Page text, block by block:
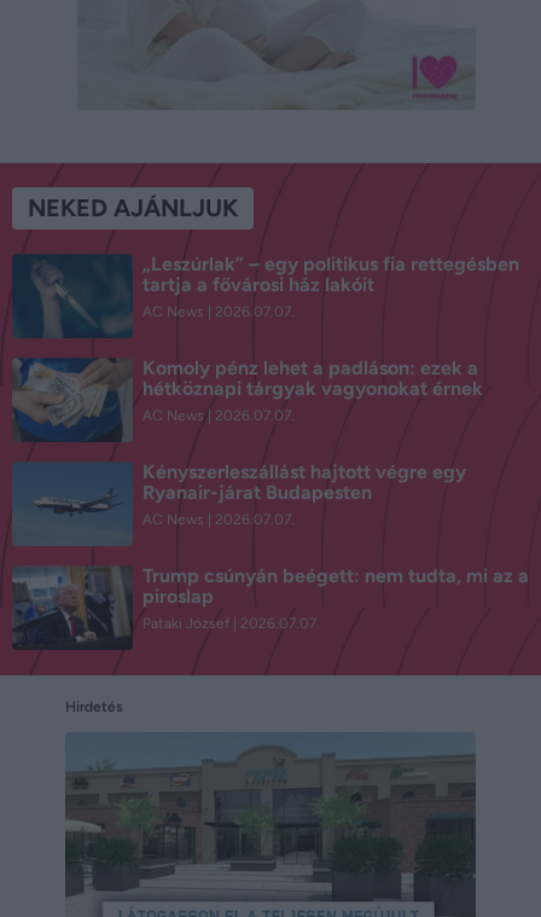
NEKED AJÁNLJUK
„Leszúrlak” – egy politikus fia rettegésben
tartja a fővárosi ház lakóit
AC News 2026.07.07.
Komoly pénz lehet a padláson: ezek a
hétköznapi tárgyak vagyonokat érnek
AC News 2026.07.07.
Kényszerleszállást hajtott végre egy
Ryanair-járat Budapesten
AC News 2026.07.07.
Trump csúnyán beégett: nem tudta, mi az a
piroslap
Pataki József 2026.07.07.
Hirdetés